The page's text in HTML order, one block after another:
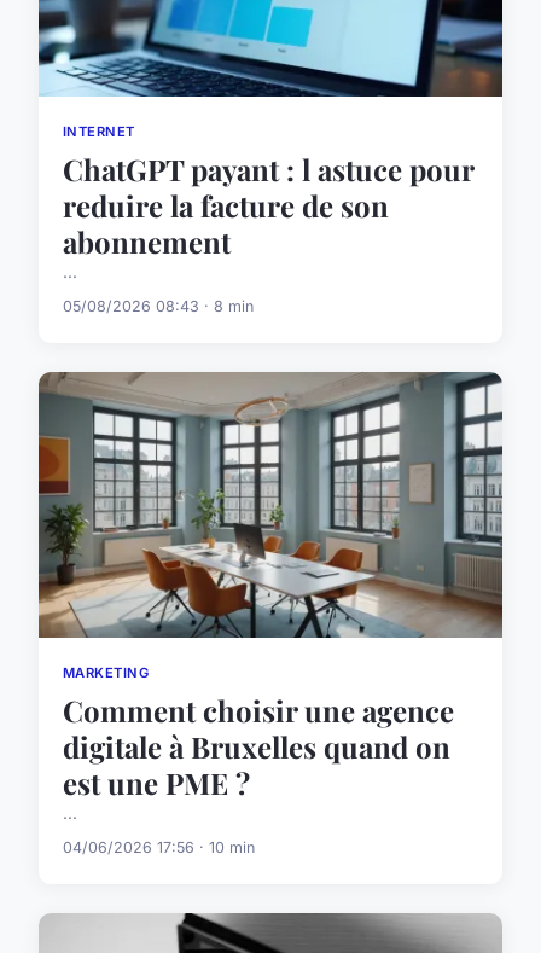
INTERNET
ChatGPT payant : l astuce pour
reduire la facture de son
abonnement
...
05/08/2026 08:43 · 8 min
MARKETING
Comment choisir une agence
digitale à Bruxelles quand on
est une PME ?
...
04/06/2026 17:56 · 10 min